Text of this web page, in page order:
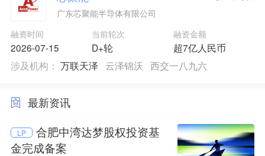
广东芯聚能半导体有限公司
融资时间
2026-07-15
当前轮次
D+轮
融资金额
超7亿人民币
涉及机构： 万联天泽 云泽锦沃 西交一八九六
最新资讯
LP
合肥中湾达梦股权投资基
金完成备案